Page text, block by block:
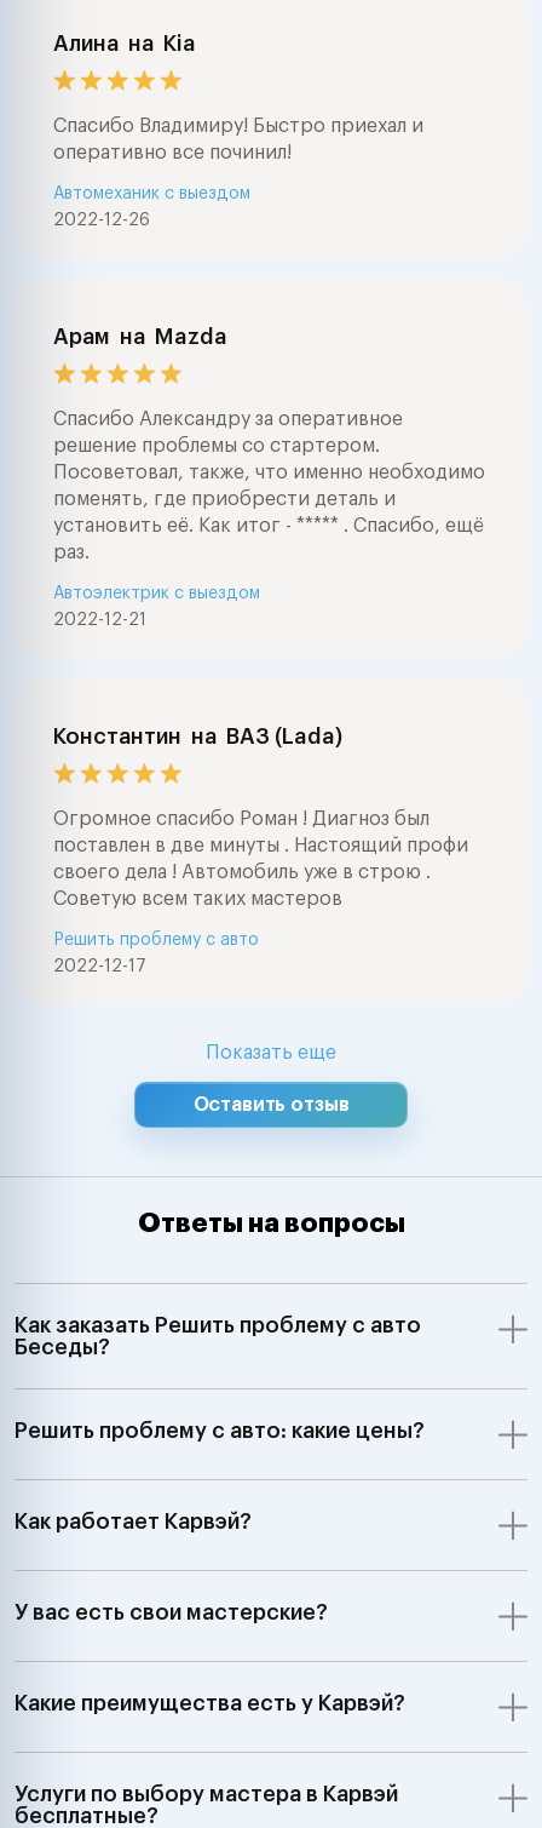
Алина на Kia
Спасибо Владимиру! Быстро приехал и
оперативно все починил!
2022-12-26
Автомеханик с выездом
Арам на Mazda
Спасибо Александру за оперативное
решение проблемы со стартером.
Посоветовал, также, что именно необходимо
поменять, где приобрести деталь и
установить её. Как итог - ***** . Спасибо, ещё
раз.
2022-12-21
Автоэлектрик с выездом
Константин на ВАЗ (Lada)
Огромное спасибо Роман ! Диагноз был
поставлен в две минуты . Настоящий профи
своего дела ! Автомобиль уже в строю .
Советую всем таких мастеров
2022-12-17
Решить проблему с авто
Показать еще
Оставить отзыв
Ответы на вопросы
Как заказать Решить проблему с авто
Беседы?
Решить проблему с авто: какие цены?
Как работает Карвэй?
У вас есть свои мастерские?
Какие преимущества есть у Карвэй?
Услуги по выбору мастера в Карвэй
бесплатные?